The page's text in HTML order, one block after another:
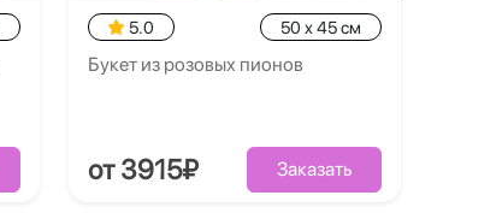
5.0 50 x 45 см
Букет из розовых пионов
от 3915₽ Заказать